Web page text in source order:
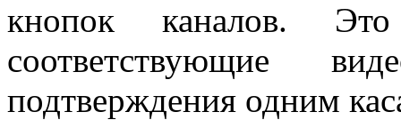
кнопок каналов.
соответствующие
подтверждения одним